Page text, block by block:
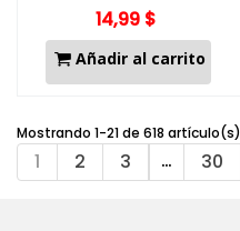
14,99 $
Añadir al carrito
Mostrando 1-21 de 618 artículo(s)
1 2 3 … 30